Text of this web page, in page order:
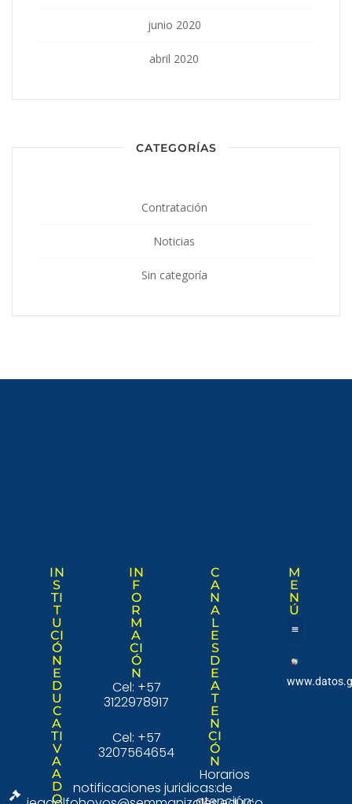
junio 2020
abril 2020
CATEGORÍAS
Contratación
Noticias
Sin categoría
IN
S
TI
T
U
CI
Ó
N
E
D
U
C
A
TI
V
A
A
D
O
IN
F
O
R
M
A
CI
Ó
N
Cel: +57
3122978917
Cel: +57
3207564654
notificaciones juridicas:
C
A
N
A
L
E
S
D
E
A
T
E
N
CI
Ó
N
Horarios
de
M
E
N
Ú